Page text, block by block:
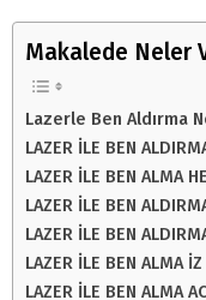
Makalede Neler
Lazerle Ben Aldırma
LAZER İLE BEN
LAZER İLE BEN ALMA
LAZER İLE BEN
LAZER İLE BEN
LAZER İLE BEN ALMA
LAZER İLE BEN ALMA